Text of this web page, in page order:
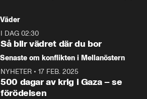
tonårsutvisningarna och hur
Moderaterna ska locka
väljare till valet i höst.
Väder
I DAG 02:30
Så blir vädret där du bor
Senaste om konflikten i Mellanöstern
NYHETER • 17 FEB. 2025
500 dagar av krig i Gaza – se
förödelsen